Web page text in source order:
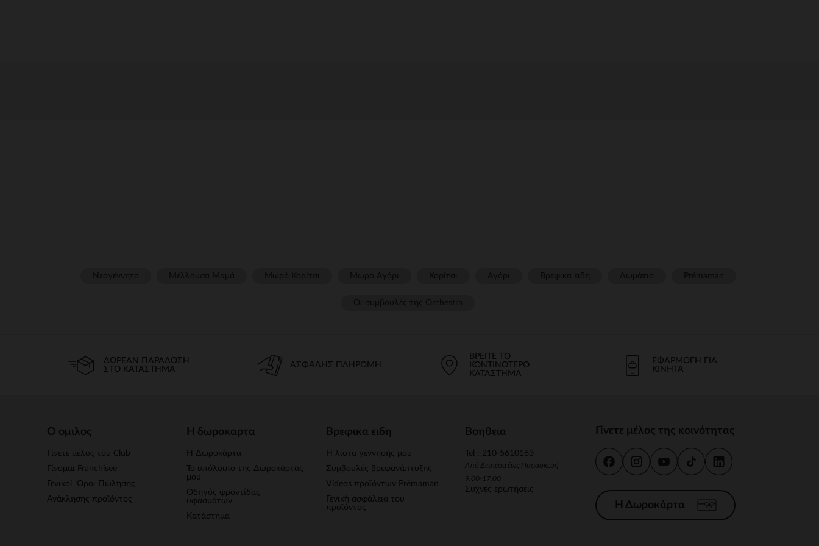
ΔΩΡΕΆΝ ΠΑΡΆΔΟΣΗ
ΣΤΟ ΚΑΤΆΣΤΗΜΑ
ΑΣΦΑΛΉΣ ΠΛΗΡΩΜΉ
ΒΡΕΊΤΕ ΤΟ
ΚΟΝΤΙΝΌΤΕΡΟ
ΚΑΤΆΣΤΗΜΑ
ΕΦΑΡΜΟΓΉ ΓΙΑ
ΚΙΝΗΤΆ
Ο ομιλος
Γίνετε μέλος του Club
Γίνομαι Franchisee
Γενικοί 'Οροι Πώλησης
Ανάκλησης προϊόντος
Η δωροκαρτα
Η Δωροκάρτα
Το υπόλοιπο της Δωροκάρτας
μου
Οδηγός φροντίδας
υφασμάτων
Κατάστημα
Βρεφικα ειδη
Η λίστα γέννησής μου
Συμβουλές βρεφανάπτυξης
Videos προϊόντων Prémaman
Γενική ασφάλεια του
προϊόντος
Βοηθεια
Tel : 210-5610163
Από Δευτέρα έως Παρασκευή
9.00-17.00
Συχνές ερωτήσεις
Γίνετε μέλος της κοινότητας
Η Δωροκάρτα